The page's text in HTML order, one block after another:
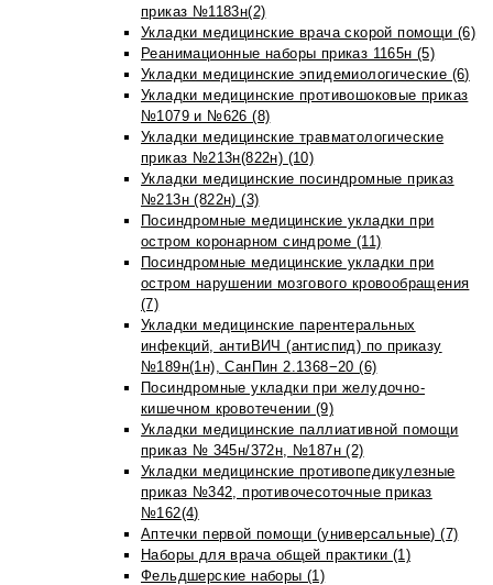
приказ №1183н(2)
Укладки медицинские врача скорой помощи (6)
Реанимационные наборы приказ 1165н (5)
Укладки медицинские эпидемиологические (6)
Укладки медицинские противошоковые приказ
№1079 и №626 (8)
Укладки медицинские травматологические
приказ №213н(822н) (10)
Укладки медицинские посиндромные приказ
№213н (822н) (3)
Посиндромные медицинские укладки при
остром коронарном синдроме (11)
Посиндромные медицинские укладки при
остром нарушении мозгового кровообращения
(7)
Укладки медицинские парентеральных
инфекций, антиВИЧ (антиспид) по приказу
№189н(1н), СанПин 2.1368−20 (6)
Посиндромные укладки при желудочно-
кишечном кровотечении (9)
Укладки медицинские паллиативной помощи
приказ № 345н/372н, №187н (2)
Укладки медицинские противопедикулезные
приказ №342, противочесоточные приказ
№162(4)
Аптечки первой помощи (универсальные) (7)
Наборы для врача общей практики (1)
Фельдшерские наборы (1)